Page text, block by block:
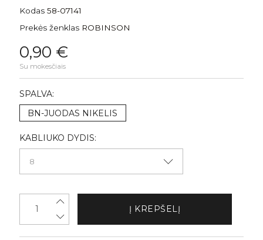
Kodas 58-07141
Prekės ženklas ROBINSON
0,90 €
Su mokesčiais
SPALVA:
BN-JUODAS NIKELIS
KABLIUKO DYDIS:
Į KREPŠELĮ